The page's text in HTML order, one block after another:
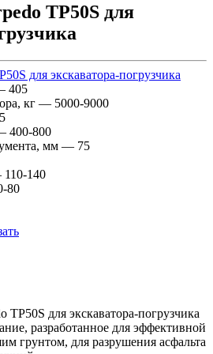
TP50S для
405
кг — 5000-9000
400-800
мм — 75
110-140
80
TP50S для экскаватора-погрузчика
разработанное для эффективной
грунтом, для разрушения асфальта